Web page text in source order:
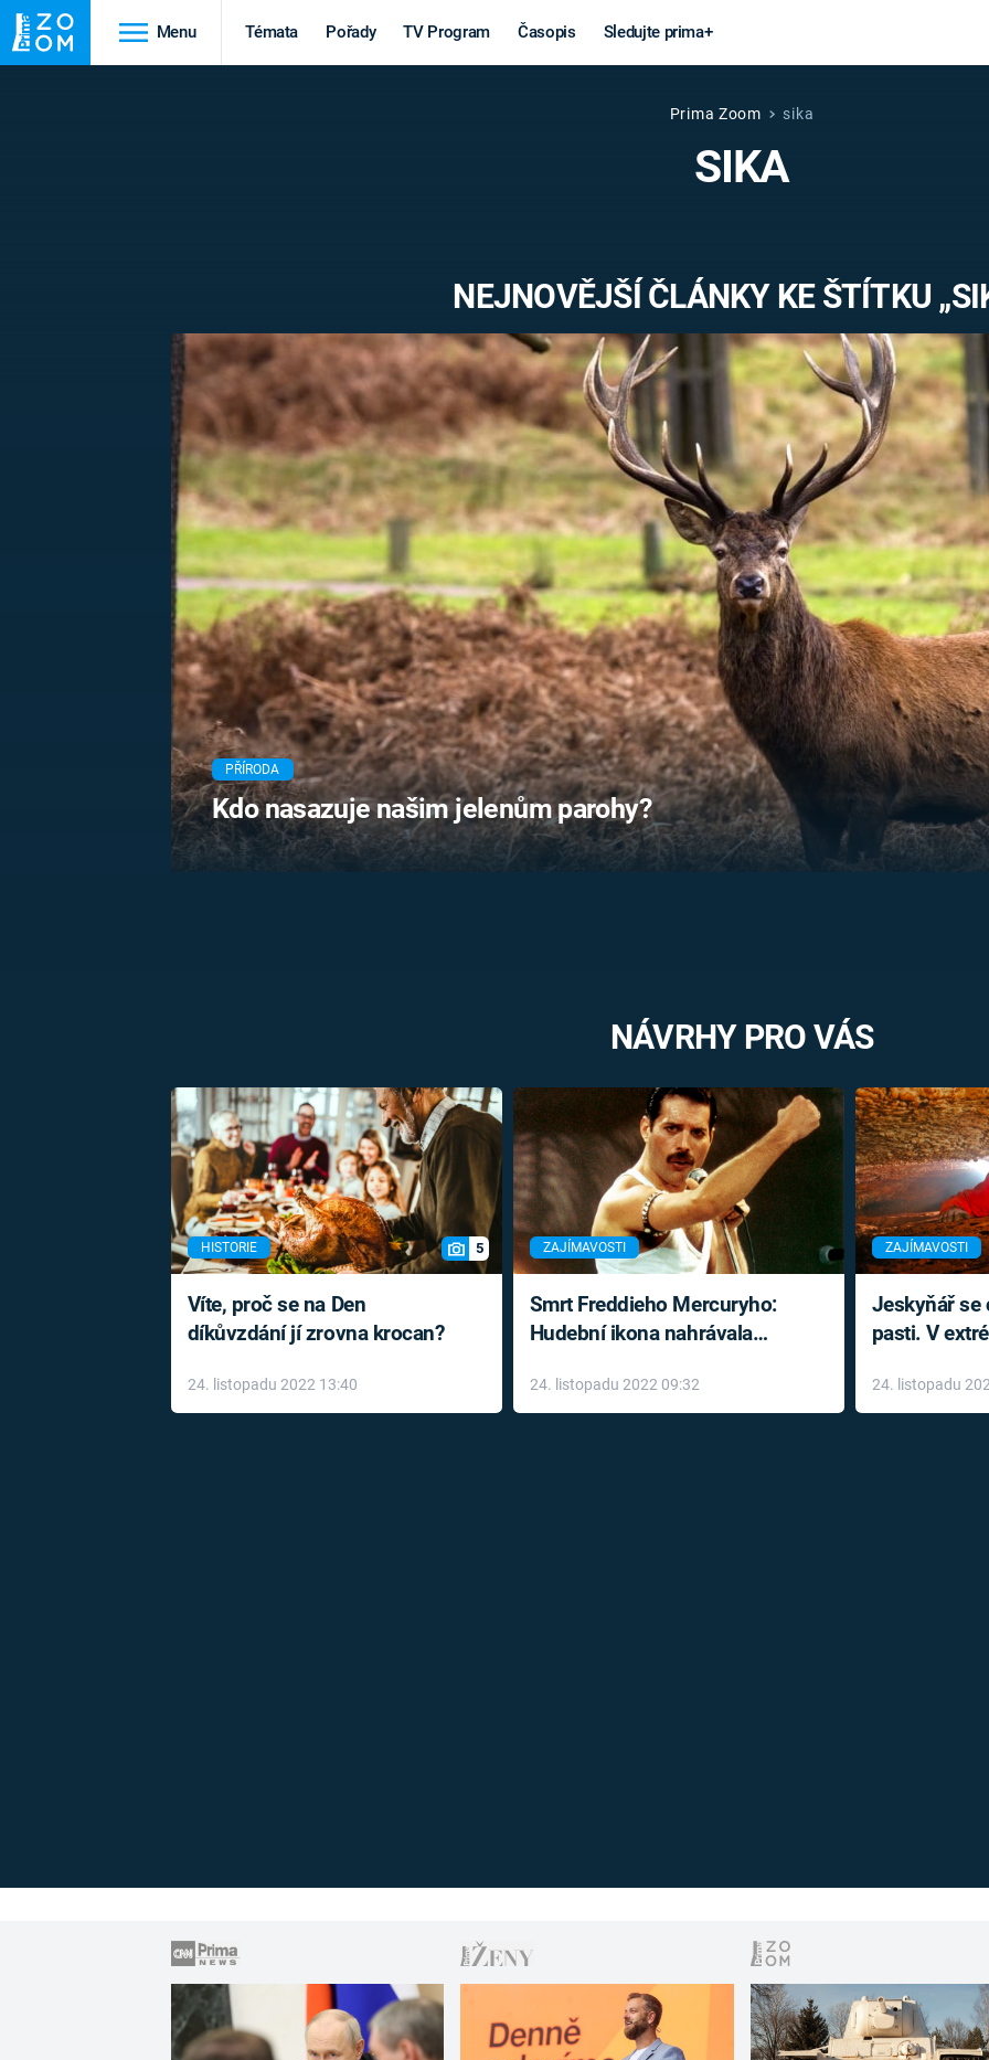
Menu Témata Pořady TV Program Časopis Sledujte prima+
STAROVĚKÝ EGYPT
technika
MARS
VÁLEČNÉ
světová válka
PRVNÍ SVĚTOVÁ
Výročí
MARIE TEREZIE
NAPOLEON
BONAPARTE
BRITSKÁ
KRÁLOVSKÁ
RODINA
Záhady a
konspirace
UFO A
MIMOZEMŠŤANÉ
UTAJENÉ PŘÍBĚHY
ČESKÝCH DĚJIN
ALTERNATIVNÍ
HISTORIE
FILMY
REALITA
HORORY
REALITA
OPTICKÉ
KLAMY
Prima Zoom sika
SIKA
NEJNOVĚJŠÍ ČLÁNKY KE ŠTÍTKU
PŘÍRODA
Kdo nasazuje našim jelenům parohy?
NÁVRHY PRO VÁS
HISTORIE 5
Víte, proč se na Den
díkůvzdání jí zrovna krocan?
24. listopadu 2022 13:40
ZAJÍMAVOSTI
Smrt Freddieho Mercuryho:
Hudební ikona nahrávala
léky
24. listopadu 2022 09:32
ZAJÍMAVOSTI
Jeskyňář se
pasti. V
24. listopadu